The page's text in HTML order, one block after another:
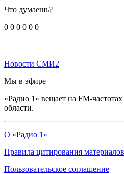
Что думаешь?
0 0 0 0 0 0
Новости СМИ2
Мы в эфире
«Радио 1» вещает на FM-
области.
О «Радио 1»
Правила цитирования
Пользовательское соглашение